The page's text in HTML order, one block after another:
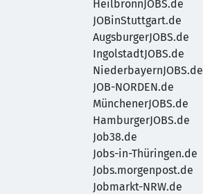
HeilbronnJOBS.de
JOBinStuttgart.de
AugsburgerJOBS.de
IngolstadtJOBS.de
NiederbayernJOBS.de
JOB-NORDEN.de
MünchenerJOBS.de
HamburgerJOBS.de
Job38.de
Jobs-in-Thüringen.de
Jobs.morgenpost.de
Jobmarkt-NRW.de